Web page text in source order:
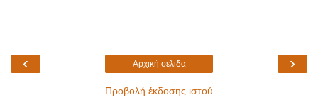
‹ ›
Αρχική σελίδα
Προβολή έκδοσης ιστού